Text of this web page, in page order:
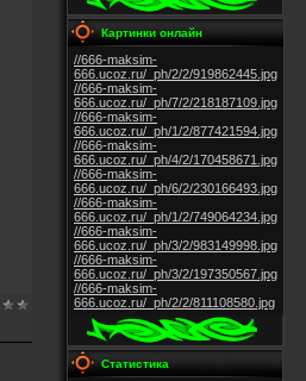
Картинки онлайн
//666-maksim-
666.ucoz.ru/_ph/2/2/919862445.jpg
//666-maksim-
666.ucoz.ru/_ph/7/2/218187109.jpg
//666-maksim-
666.ucoz.ru/_ph/1/2/877421594.jpg
//666-maksim-
666.ucoz.ru/_ph/4/2/170458671.jpg
//666-maksim-
666.ucoz.ru/_ph/6/2/230166493.jpg
//666-maksim-
666.ucoz.ru/_ph/1/2/749064234.jpg
//666-maksim-
666.ucoz.ru/_ph/3/2/983149998.jpg
//666-maksim-
666.ucoz.ru/_ph/3/2/197350567.jpg
//666-maksim-
666.ucoz.ru/_ph/2/2/811108580.jpg
Статистика